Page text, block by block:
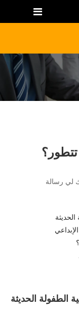
لي رسالة
الطفولة الحديثة